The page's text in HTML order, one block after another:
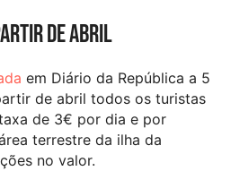
de abril
em Diário da República a 5
de abril todos os turistas
de 3€ por dia e por
terrestre da ilha da
no valor.